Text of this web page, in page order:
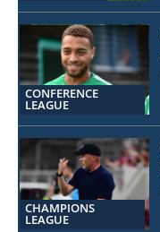
CONFERENCE
LEAGUE
CHAMPIONS
LEAGUE